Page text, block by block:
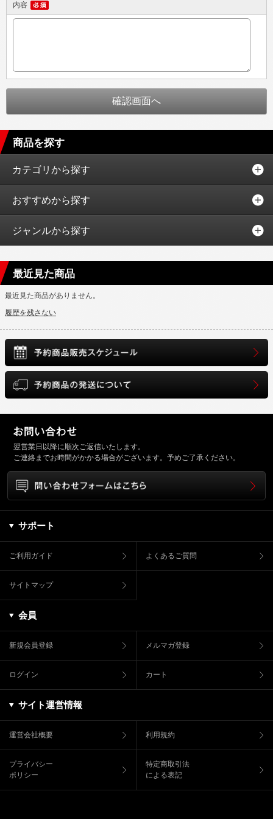
内容
商品を探す
カテゴリから探す
おすすめから探す
ジャンルから探す
最近見た商品
最近見た商品がありません。
履歴を残さない
翌営業日以降に順次ご返信いたします。
ご連絡までお時間がかかる場合がございます。予めご了承ください。
サポート
ご利用ガイド よくあるご質問
サイトマップ
会員
新規会員登録 メルマガ登録
ログイン カート
サイト運営情報
運営会社概要 利用規約
プライバシー
ポリシー
特定商取引法
による表記